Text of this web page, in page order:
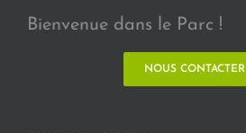
Bienvenue dans le Parc !
NOUS CONTACTER